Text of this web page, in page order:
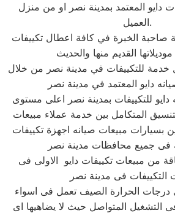
دايو المعتمد بمدينة نصر او من منزل
العميل.
صاحبة الخبرة في كافة اعطال تكييفات
خدمة للتكييفات في مدينة نصر من خلال
للتكييفات بمدينة نصر اعلى مستوى
المتكامل بين خدمة عملاء مبيعات
بسيارات مبيعات صيانه اجهزة تكييفات
من مبيعات تكييفات دايو الاولى فى
الحرارة الصيف تعمل فى اسواء
التشغيل المتواصل حيث لا يضاهيها اى